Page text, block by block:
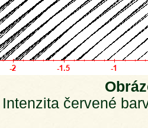
Intenzita červené